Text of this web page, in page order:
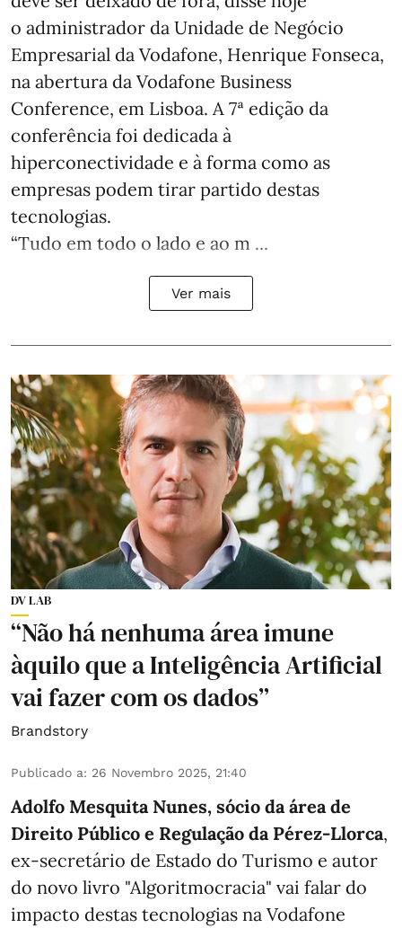
o administrador da Unidade de Negócio
Empresarial da Vodafone, Henrique Fonseca,
na abertura da Vodafone Business
Conference, em Lisboa. A 7ª edição da
conferência foi dedicada à
hiperconectividade e à forma como as
empresas podem tirar partido destas
tecnologias.
“Tudo em todo o lado e ao m ...
Ver mais
DV LAB
“Não há nenhuma área imune
àquilo que a Inteligência Artificial
vai fazer com os dados”
Brandstory
Publicado a: 26 Novembro 2025, 21:40
Adolfo Mesquita Nunes, sócio da área de
Direito Público e Regulação da Pérez-Llorca,
ex-secretário de Estado do Turismo e autor
do novo livro "Algoritmocracia" vai falar do
impacto destas tecnologias na Vodafone